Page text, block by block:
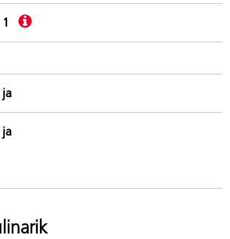
1 Beschreibung
ja
ja